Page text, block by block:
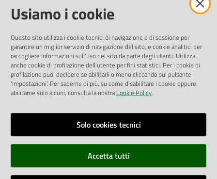
Amministrazione Trasparente
Pubblicità legale
Privacy Policy
Attuazione Misure PNRR
Liste di Attesa
ENTI, IMPRESE E PARTNER
Fatturazione Elettronica
Richiesta Patrocinio
Usiamo i cookie
Questo sito utilizza i cookie tecnici di navigazione e di sessione per
garantire un miglior servizio di navigazione del sito, e cookie analitici per
raccogliere informazioni sull'uso del sito da parte degli utenti. Utilizza
anche cookie di profilazione dell'utente per fini statistici. Per i cookie di
profilazione puoi decidere se abilitarli o meno cliccando sul pulsante
'Impostazioni'. Per saperne di più, su come disabilitare i cookie oppure
abilitarne solo alcuni, consulta la nostraCookie Policy.
Solo cookies tecnici
Accetta tutti